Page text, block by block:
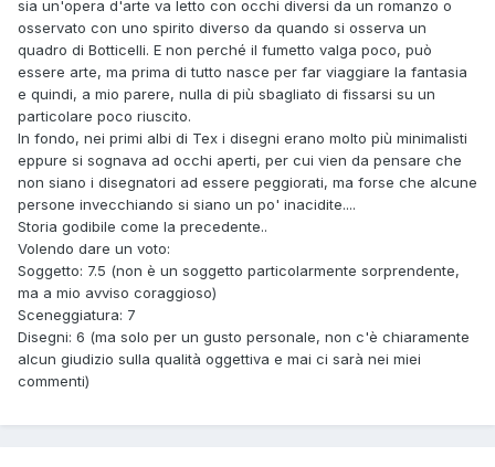
sia un'opera d'arte va letto con occhi diversi da un romanzo o
osservato con uno spirito diverso da quando si osserva un
quadro di Botticelli. E non perché il fumetto valga poco, può
essere arte, ma prima di tutto nasce per far viaggiare la fantasia
e quindi, a mio parere, nulla di più sbagliato di fissarsi su un
particolare poco riuscito.
In fondo, nei primi albi di Tex i disegni erano molto più minimalisti
eppure si sognava ad occhi aperti, per cui vien da pensare che
non siano i disegnatori ad essere peggiorati, ma forse che alcune
persone invecchiando si siano un po' inacidite....
Storia godibile come la precedente..
Volendo dare un voto:
Soggetto: 7.5 (non è un soggetto particolarmente sorprendente,
ma a mio avviso coraggioso)
Sceneggiatura: 7
Disegni: 6 (ma solo per un gusto personale, non c'è chiaramente
alcun giudizio sulla qualità oggettiva e mai ci sarà nei miei
commenti)